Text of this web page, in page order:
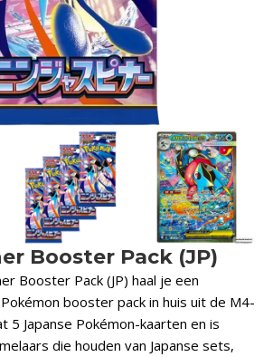
Booster Pack (JP)
Booster Pack (JP) haal je een
booster pack in huis uit de M4-
5 Japanse Pokémon-kaarten en is
die houden van Japanse sets,